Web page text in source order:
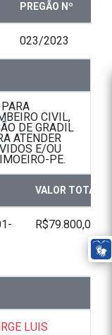
PREGÃO Nº
023/2023
CIVIL,
DE GRADIL
ATENDER
E/OU
PE.
VALOR TOTAL
R$79.800,00
LUIS